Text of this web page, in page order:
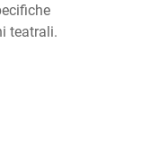
teatrali.